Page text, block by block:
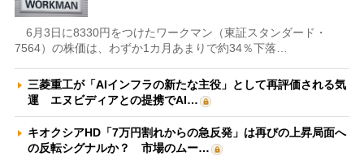
6月3日に8330円をつけたワークマン（東証スタンダード・
7564）の株価は、わずか1カ月あまりで約34％下落…
三菱重工が「AIインフラの新たな主役」として再評価される気
運 エヌビディアとの提携でAI…
キオクシアHD「7万円割れからの急反発」は再びの上昇局面へ
の反転シグナルか？ 市場のムー…